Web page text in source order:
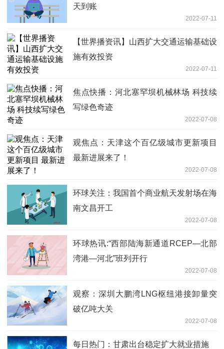
天到账
2022-07-11
【世界播资讯】山西扩大交通运输基础设
施有效投资
2022-07-11
焦点快播：河北塞罕坝机械林场 科技续
写绿色奇迹
2022-07-08
观焦点：天津这个百亿级城市更新项目
最新进展来了！
2022-07-08
环球关注：我国首个商业航天发射场在海
南文昌开工
2022-07-08
环球热讯:“西部陆海新通道RCEP—北部
湾港—河北”班列开行
2022-07-08
观察：深圳大鹏湾LNG枢纽港接卸量突
破亿吨大关
2022-07-08
每日热门：甘肃出台稳定扩大就业措施